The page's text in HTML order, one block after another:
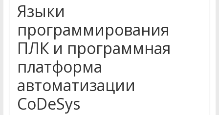
Языки
программирования
ПЛК и программная
платформа
автоматизации
CoDeSys